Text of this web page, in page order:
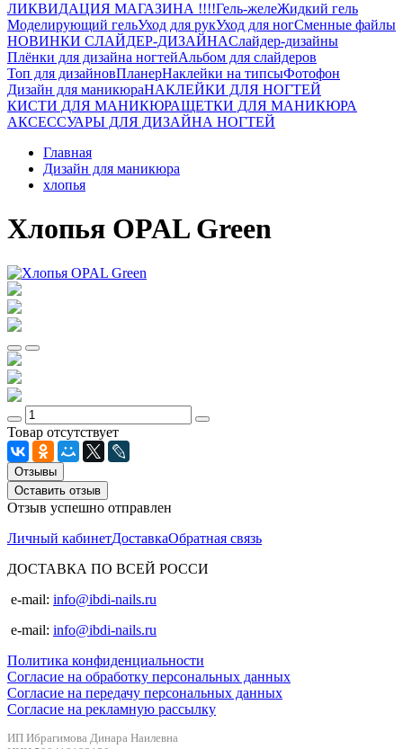
ЛИКВИДАЦИЯ МАГАЗИНА !!!!Гель-желеЖидкий гель
Моделирующий гельУход для рукУход для ногСменные файлы
НОВИНКИ СЛАЙДЕР-ДИЗАЙНАСлайдер-дизайны
Плёнки для дизайна ногтейАльбом для слайдеров
Топ для дизайновПланерНаклейки на типсыФотофон
Дизайн для маникюраНАКЛЕЙКИ ДЛЯ НОГТЕЙ
КИСТИ ДЛЯ МАНИКЮРАЩЕТКИ ДЛЯ МАНИКЮРА
АКСЕССУАРЫ ДЛЯ ДИЗАЙНА НОГТЕЙ
Главная
Дизайн для маникюра
хлопья
Хлопья OPAL Green
Товар отсутствует
Отзывы
Оставить отзыв
Отзыв успешно отправлен
Личный кабинетДоставкаОбратная связь
ДОСТАВКА ПО ВСЕЙ РОССИ
e-mail: info@ibdi-nails.ru
e-mail: info@ibdi-nails.ru
Политика конфиденциальности
Согласие на обработку персональных данных
Согласие на передачу персональных данных
Согласие на рекламную рассылку
ИП Ибрагимова Динара Наилевна